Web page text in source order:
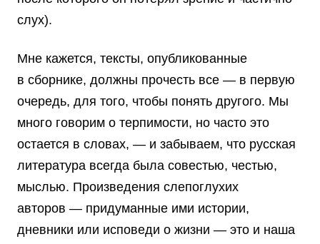
слух).
Мне кажется, тексты, опубликованные
в сборнике, должны прочесть все — в первую
очередь, для того, чтобы понять другого. Мы
много говорим о терпимости, но часто это
остается в словах, — и забываем, что русская
литература всегда была совестью, честью,
мыслью. Произведения слепоглухих
авторов — придуманные ими истории,
дневники или исповеди о жизни — это и наша